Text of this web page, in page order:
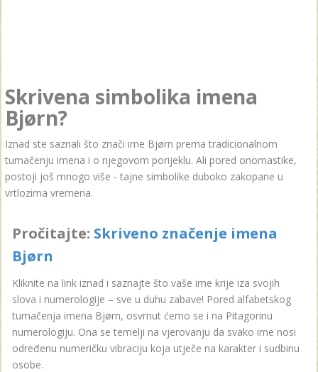
Skrivena simbolika imena
Bjørn?
Iznad ste saznali što znači ime Bjørn prema tradicionalnom
tumačenju imena i o njegovom porijeklu. Ali pored onomastike,
postoji još mnogo više - tajne simbolike duboko zakopane u
vrtlozima vremena.
Pročitajte: Skriveno značenje imena
Bjørn
Kliknite na link iznad i saznajte što vaše ime krije iza svojih
slova i numerologije – sve u duhu zabave! Pored alfabetskog
tumačenja imena Bjørn, osvrnut ćemo se i na Pitagorinu
numerologiju. Ona se temelji na vjerovanju da svako ime nosi
određenu numeričku vibraciju koja utječe na karakter i sudbinu
osobe.